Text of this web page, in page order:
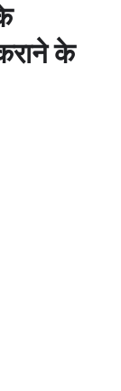
के